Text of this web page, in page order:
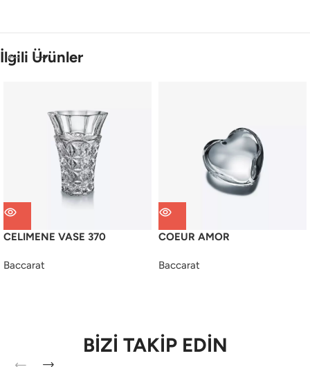
İlgili Ürünler
CELIMENE VASE 370
Baccarat
COEUR AMOR
Baccarat
BİZİ TAKİP EDİN